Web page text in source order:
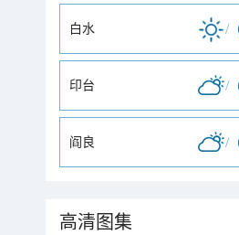
白水 /
印台 /
阎良 /
高清图集